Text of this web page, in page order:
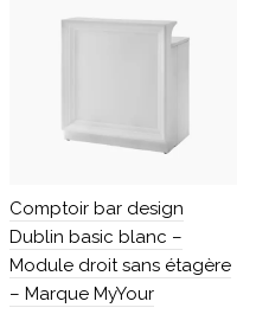
Comptoir bar design
Dublin basic blanc –
Module droit sans étagère
– Marque MyYour